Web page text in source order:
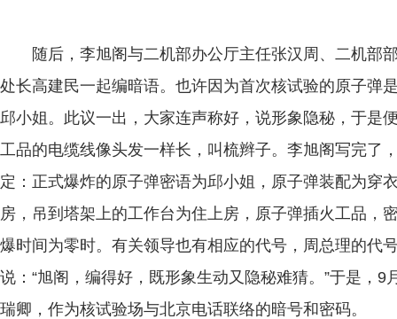
随后，李旭阁与二机部办公厅主任张汉周、二机部
处长高建民一起编暗语。也许因为首次核试验的原子弹
邱小姐。此议一出，大家连声称好，说形象隐秘，于是
工品的电缆线像头发一样长，叫梳辫子。李旭阁写完了
定：正式爆炸的原子弹密语为邱小姐，原子弹装配为穿
房，吊到塔架上的工作台为住上房，原子弹插火工品，
爆时间为零时。有关领导也有相应的代号，周总理的代
说：“旭阁，编得好，既形象生动又隐秘难猜。”于是，
瑞卿，作为核试验场与北京电话联络的暗号和密码。